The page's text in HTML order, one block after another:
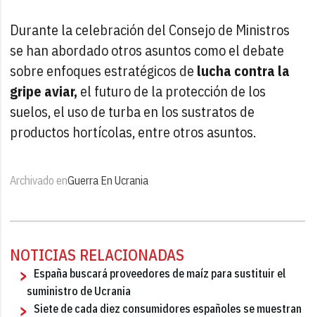
Durante la celebración del Consejo de Ministros
se han abordado otros asuntos como el debate
sobre enfoques estratégicos de lucha contra la
gripe aviar, el futuro de la protección de los
suelos, el uso de turba en los sustratos de
productos hortícolas, entre otros asuntos.
Archivado enGuerra En Ucrania
NOTICIAS RELACIONADAS
España buscará proveedores de maíz para sustituir el
suministro de Ucrania
Siete de cada diez consumidores españoles se muestran